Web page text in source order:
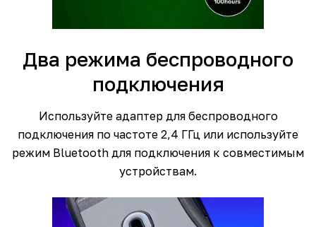
Два режима беспроводного
подключения
Используйте адаптер для беспроводного
подключения по частоте 2,4 ГГц или используйте
режим Bluetooth для подключения к совместимым
устройствам.